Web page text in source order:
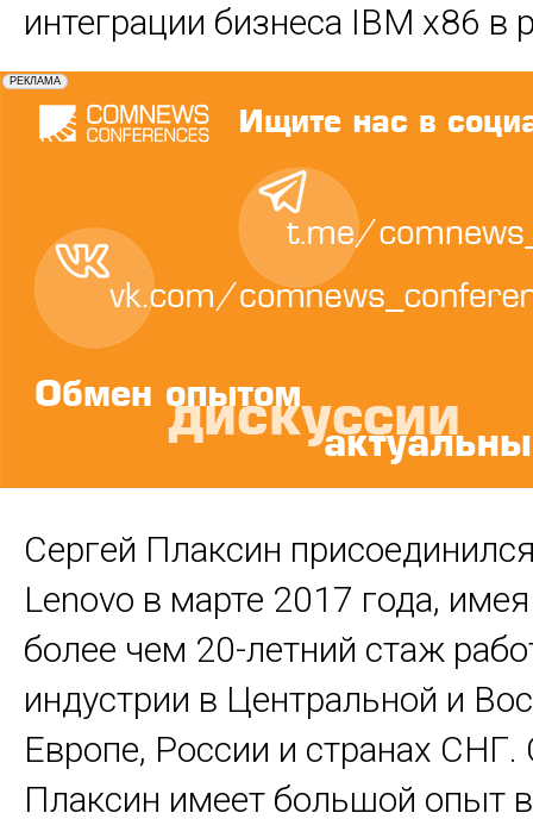
интеграции бизнеса IBM x86 в
Сергей Плаксин
Lenovo в марте 2017 года,
более чем 20-летний стаж
индустрии в Центральной и
Европе, России и странах СНГ.
Плаксин имеет большой опыт